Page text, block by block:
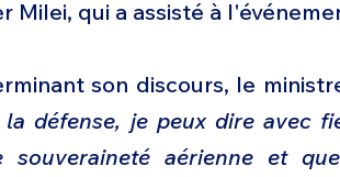
Milei, qui a assisté à
son discours, le
la défense, je peux dire avec
souveraineté aérienne et